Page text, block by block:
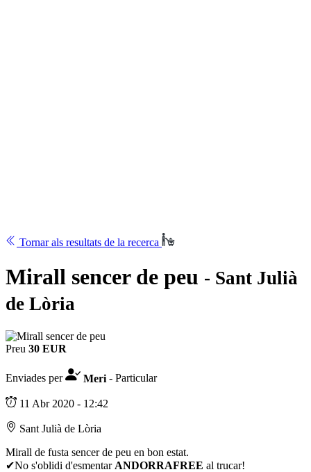
Tornar als resultats de la recerca
Mirall sencer de peu - Sant Julià
de Lòria
Preu 30 EUR
Enviades per Meri- Particular
11 Abr 2020 - 12:42
Sant Julià de Lòria
Mirall de fusta sencer de peu en bon estat.
✔No s'oblidi d'esmentar ANDORRAFREE al trucar!